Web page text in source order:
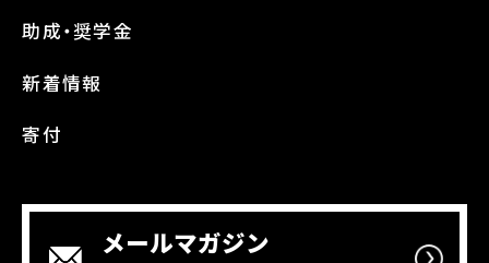
助成・奨学金
新着情報
寄付
メールマガジン